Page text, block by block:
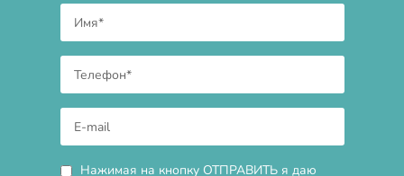
Нажимая на кнопку ОТПРАВИТЬ я даю